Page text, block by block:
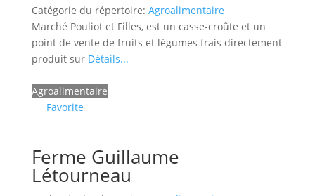
Catégorie du répertoire: Agroalimentaire
Marché Pouliot et Filles, est un casse-croûte et un
point de vente de fruits et légumes frais directement
produit sur Détails...
Agroalimentaire
Favorite
Ferme Guillaume
Létourneau